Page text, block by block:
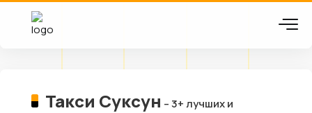
Такси Суксун – 3+ лучших и